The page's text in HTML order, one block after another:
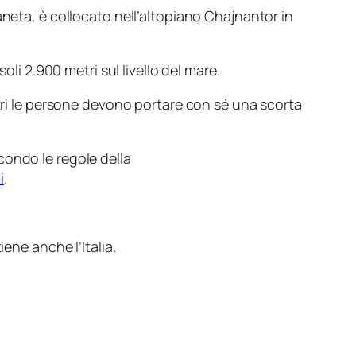
è collocato nell’altopiano Chajnantor in
2.900 metri sul livello del mare.
le persone devono portare con sé una scorta
le regole della
.
anche l’Italia.